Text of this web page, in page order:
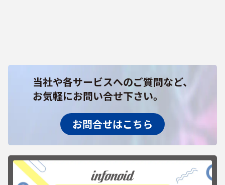
当社や各サービスへのご質問など、
お気軽にお問い合せ下さい。
お問合せはこちら